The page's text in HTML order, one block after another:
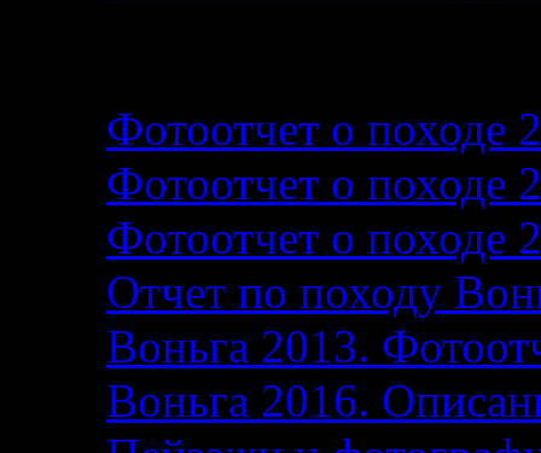
Фотоотчет о походе
Фотоотчет о походе
Фотоотчет о походе
Отчет по походу
Воньга 2013.
Воньга 2016.